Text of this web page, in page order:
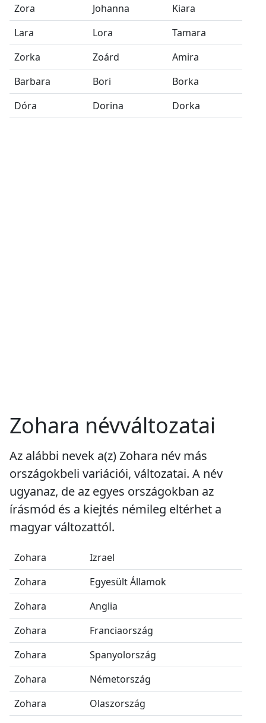
Zora Johanna
Kiara
Lara
Lora
Tamara
Zorka
Zoárd
Amira
Barbara
Bori
Borka
Dóra
Dorina Dorka
Zohara névváltozatai
Az alábbi nevek a(z) Zohara név más
országokbeli variációi, változatai. A név
ugyanaz, de az egyes országokban az
írásmód és a kiejtés némileg eltérhet a
magyar változattól.
Zohara
Izrael
Zohara
Egyesült Államok
Zohara
Anglia
Zohara
Franciaország
Zohara
Spanyolország
Zohara
Németország
Zohara
Olaszország